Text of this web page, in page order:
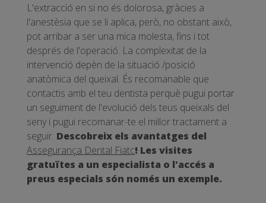
L'extracció en si no és dolorosa, gràcies a
l'anestèsia que se li aplica, però, no obstant això,
pot arribar a ser una mica molesta, fins i tot
després de l'operació. La complexitat de la
intervenció depèn de la situació /posició
anatòmica del queixal. És recomanable que
contactis amb el teu dentista perquè pugui portar
un seguiment de l'evolució dels teus queixals del
seny i pugui recomanar-te el millor tractament a
seguir. Descobreix els avantatges del
Assegurança Dental Fiatc! Les visites
gratuïtes a un especialista o l'accés a
preus especials són només un exemple.